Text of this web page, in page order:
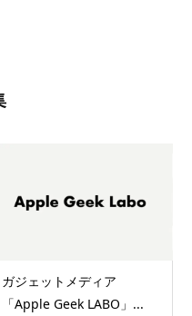
ガジェットメディア
「Apple Geek LABO」...